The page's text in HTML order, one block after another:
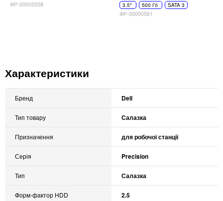
ФР-00002008 3.5" 500 Гб SATA 3
ФР-00000561
Характеристики
Бренд Dell
Тип товару Салазка
Призначення для робочої станції
Серія Precision
Тип Салазка
Форм-фактор HDD 2.5